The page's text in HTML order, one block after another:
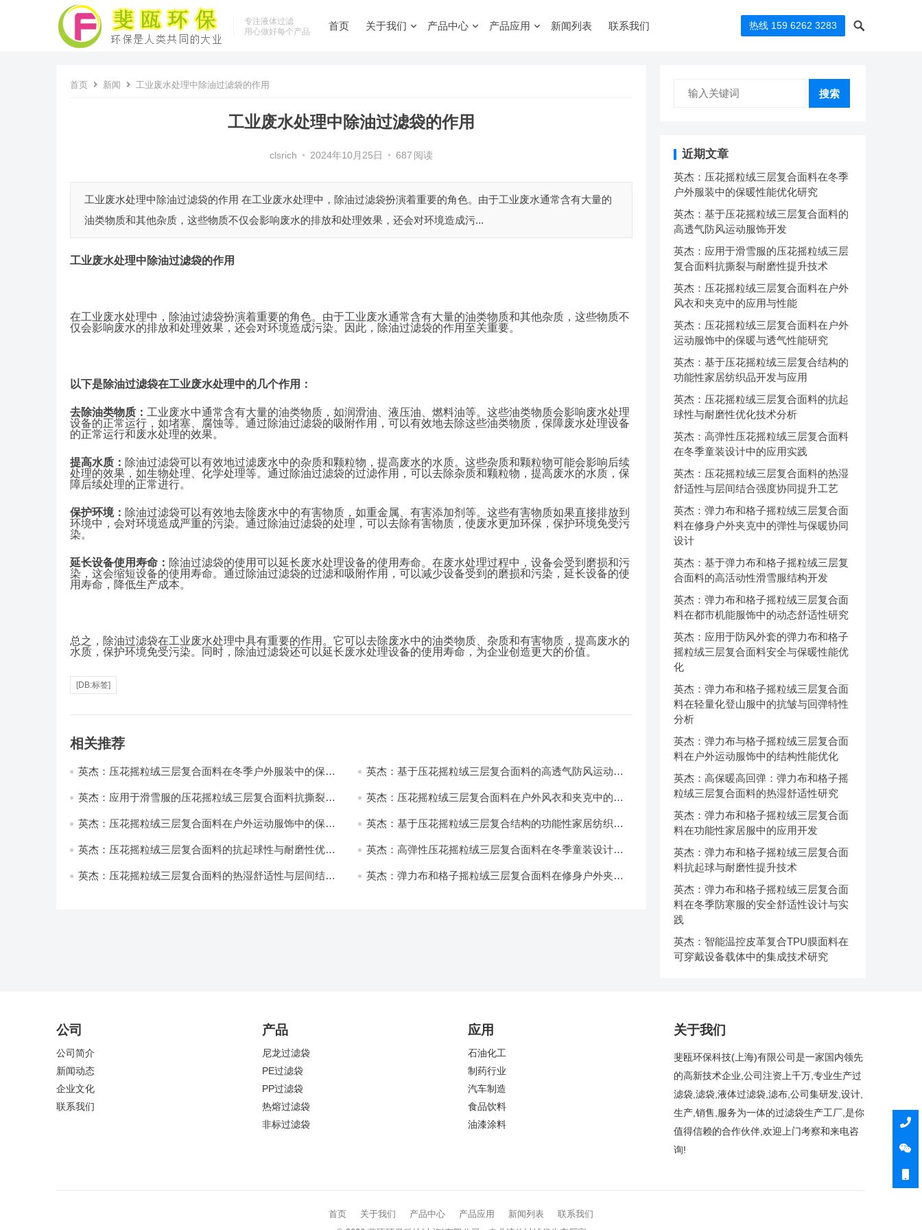
专注液体过滤
用心做好每个产品
首页 关于我们 产品中心 产品应用 新闻列表 联系我们 热线 159 6262 3283
首页 新闻 工业废水处理中除油过滤袋的作用
工业废水处理中除油过滤袋的作用
clsrich • 2024年10月25日 • 687 阅读
工业废水处理中除油过滤袋的作用 在工业废水处理中，除油过滤袋扮演着重要的角色。由于工业废水通常含有大量的
油类物质和其他杂质，这些物质不仅会影响废水的排放和处理效果，还会对环境造成污...
工业废水处理中除油过滤袋的作用
在工业废水处理中，除油过滤袋扮演着重要的角色。由于工业废水通常含有大量的油类物质和其他杂质，这些物质不
仅会影响废水的排放和处理效果，还会对环境造成污染。因此，除油过滤袋的作用至关重要。
以下是除油过滤袋在工业废水处理中的几个作用：
去除油类物质： 工业废水中通常含有大量的油类物质，如润滑油、液压油、燃料油等。这些油类物质会影响废水处理
设备的正常运行，如堵塞、腐蚀等。通过除油过滤袋的吸附作用，可以有效地去除这些油类物质，保障废水处理设备
的正常运行和废水处理的效果。
提高水质： 除油过滤袋可以有效地过滤废水中的杂质和颗粒物，提高废水的水质。这些杂质和颗粒物可能会影响后续
处理的效果，如生物处理、化学处理等。通过除油过滤袋的过滤作用，可以去除杂质和颗粒物，提高废水的水质，保
障后续处理的正常进行。
保护环境： 除油过滤袋可以有效地去除废水中的有害物质，如重金属、有害添加剂等。这些有害物质如果直接排放到
环境中，会对环境造成严重的污染。通过除油过滤袋的处理，可以去除有害物质，使废水更加环保，保护环境免受污
染。
延长设备使用寿命： 除油过滤袋的使用可以延长废水处理设备的使用寿命。在废水处理过程中，设备会受到磨损和污
染，这会缩短设备的使用寿命。通过除油过滤袋的过滤和吸附作用，可以减少设备受到的磨损和污染，延长设备的使
用寿命，降低生产成本。
总之，除油过滤袋在工业废水处理中具有重要的作用。它可以去除废水中的油类物质、杂质和有害物质，提高废水的
水质，保护环境免受污染。同时，除油过滤袋还可以延长废水处理设备的使用寿命，为企业创造更大的价值。
[DB:标签]
相关推荐
英杰：压花摇粒绒三层复合面料在冬季户外服装中的保暖
英杰：基于压花摇粒绒三层复合面料的高透气防风运动服
英杰：应用于滑雪服的压花摇粒绒三层复合面料抗撕裂与
英杰：压花摇粒绒三层复合面料在户外风衣和夹克中的应
英杰：压花摇粒绒三层复合面料在户外运动服饰中的保暖
英杰：基于压花摇粒绒三层复合结构的功能性家居纺织品
英杰：压花摇粒绒三层复合面料的抗起球性与耐磨性优化
英杰：高弹性压花摇粒绒三层复合面料在冬季童装设计中
英杰：压花摇粒绒三层复合面料的热湿舒适性与层间结合
英杰：弹力布和格子摇粒绒三层复合面料在修身户外夹克
搜索
近期文章
英杰：压花摇粒绒三层复合面料在冬季
户外服装中的保暖性能优化研究
英杰：基于压花摇粒绒三层复合面料的
高透气防风运动服饰开发
英杰：应用于滑雪服的压花摇粒绒三层
复合面料抗撕裂与耐磨性提升技术
英杰：压花摇粒绒三层复合面料在户外
风衣和夹克中的应用与性能
英杰：压花摇粒绒三层复合面料在户外
运动服饰中的保暖与透气性能研究
英杰：基于压花摇粒绒三层复合结构的
功能性家居纺织品开发与应用
英杰：压花摇粒绒三层复合面料的抗起
球性与耐磨性优化技术分析
英杰：高弹性压花摇粒绒三层复合面料
在冬季童装设计中的应用实践
英杰：压花摇粒绒三层复合面料的热湿
舒适性与层间结合强度协同提升工艺
英杰：弹力布和格子摇粒绒三层复合面
料在修身户外夹克中的弹性与保暖协同
设计
英杰：基于弹力布和格子摇粒绒三层复
合面料的高活动性滑雪服结构开发
英杰：弹力布和格子摇粒绒三层复合面
料在都市机能服饰中的动态舒适性研究
英杰：应用于防风外套的弹力布和格子
摇粒绒三层复合面料安全与保暖性能优
化
英杰：弹力布和格子摇粒绒三层复合面
料在轻量化登山服中的抗皱与回弹特性
分析
英杰：弹力布与格子摇粒绒三层复合面
料在户外运动服饰中的结构性能优化
英杰：高保暖高回弹：弹力布和格子摇
粒绒三层复合面料的热湿舒适性研究
英杰：弹力布和格子摇粒绒三层复合面
料在功能性家居服中的应用开发
英杰：弹力布和格子摇粒绒三层复合面
料抗起球与耐磨性提升技术
英杰：弹力布和格子摇粒绒三层复合面
料在冬季防寒服的安全舒适性设计与实
践
英杰：智能温控皮革复合TPU膜面料在
可穿戴设备载体中的集成技术研究
公司
公司简介
新闻动态
企业文化
联系我们
产品
尼龙过滤袋
PE过滤袋
PP过滤袋
热熔过滤袋
非标过滤袋
应用
石油化工
制药行业
汽车制造
食品饮料
油漆涂料
关于我们
斐瓯环保科技(上海)有限公司是一家国内领先
的高新技术企业,公司注资上千万,专业生产过
滤袋,滤袋,液体过滤袋,滤布,公司集研发,设计,
生产,销售,服务为一体的过滤袋生产工厂,是你
值得信赖的合作伙伴,欢迎上门考察和来电咨
询!
首页 关于我们 产品中心 产品应用 新闻列表
联系我们